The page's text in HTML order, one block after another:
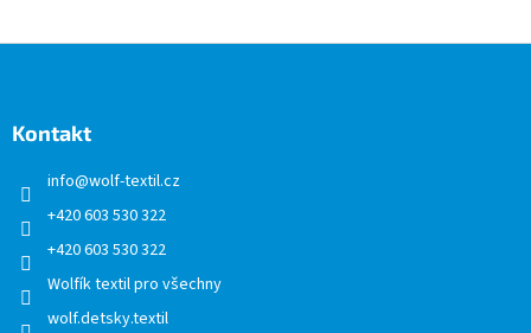
Kontakt
info@wolf-textil.cz
+420 603 530 322
+420 603 530 322
Wolfík textil pro všechny
wolf.detsky.textil